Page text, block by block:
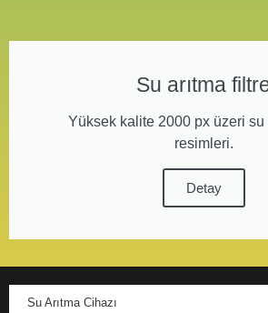
Su arıtma
Yüksek kalite 2000 px üzeri su
resimleri.
Detay
Su Arıtma Cihazı